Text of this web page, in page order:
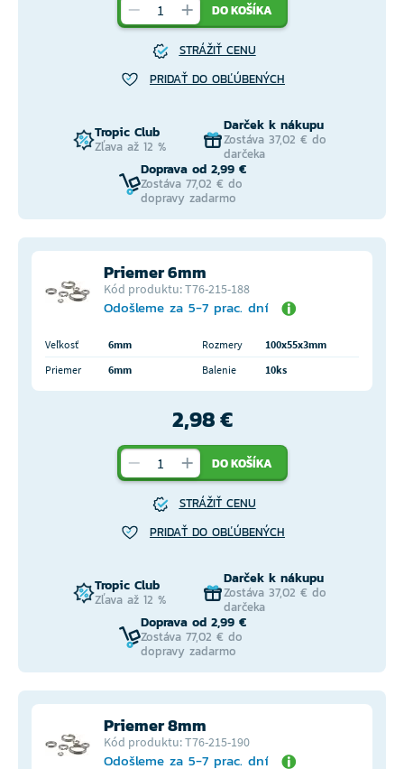
DO KOŠÍKA
STRÁŽIŤ CENU
PRIDAŤ DO OBĽÚBENÝCH
Tropic Club
Zľava až 12 %
Darček k nákupu
Zostáva 37,02 € do
darčeka
Doprava od 2,99 €
Zostáva 77,02 € do
dopravy zadarmo
Priemer 6mm
Kód produktu: T76-215-188
Odošleme za 5-7 prac. dní
Veľkosť 6mm Rozmery
100x55x3mm
Priemer
6mm Balenie 10ks
2,98 €
DO KOŠÍKA
STRÁŽIŤ CENU
PRIDAŤ DO OBĽÚBENÝCH
Tropic Club
Zľava až 12 %
Darček k nákupu
Zostáva 37,02 € do
darčeka
Doprava od 2,99 €
Zostáva 77,02 € do
dopravy zadarmo
Priemer 8mm
Kód produktu: T76-215-190
Odošleme za 5-7 prac. dní